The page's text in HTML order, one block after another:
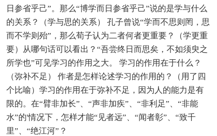
日参省乎己”。那么“博学而日参省乎己”说的是学与什么
的关系？（学与思的关系） 孔子曾说“学而不思则罔，思
而不学则殆”，那么荀子认为二者何者更重要？（学更重
要）从哪句话可以看出？“吾尝终日而思矣，不如须臾之
所学也”可见学习的作用之大。 学习的作用在于什么？
（弥补不足） 作者是怎样论述学习的作用的？（用了四
个比喻）学习的作用在于弥补不足，因为人的能力是有
限的。在“臂非加长”、“声非加疾”、“非利足”、“非能
水”的'情况下，怎样才能“见者远”、“闻者彰”、“致千
里”、“绝江河”？